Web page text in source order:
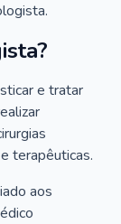
e tratar
terapêuticas.
aos